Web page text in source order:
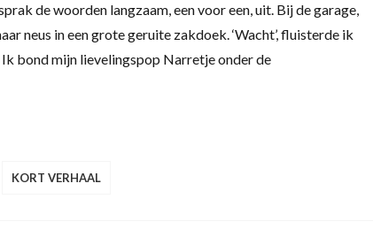
de woorden langzaam, een voor een, uit. Bij de garage,
neus in een grote geruite zakdoek. ‘Wacht’, fluisterde ik
bond mijn lievelingspop Narretje onder de
KORT VERHAAL